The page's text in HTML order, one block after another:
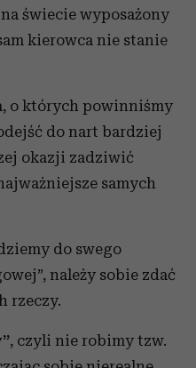
świecie wyposażony
kierowca nie stanie
o których powinniśmy
do nart bardziej
okazji zadziwić
samych
do swego
należy sobie zdać
rzeczy.
, czyli nie robimy tzw.